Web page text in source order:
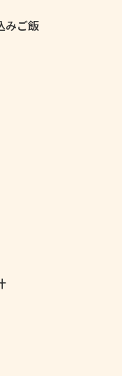
みご飯